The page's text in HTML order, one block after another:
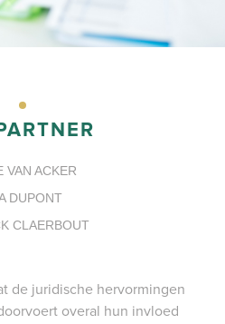
VAN ACKER
DUPONT
CLAERBOUT
de juridische hervormingen
overal hun invloed